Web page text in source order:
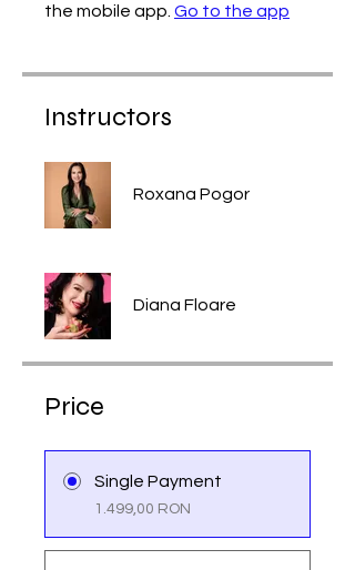
the mobile app. Go to the app
Instructors
Roxana Pogor
Diana Floare
Price
Single Payment
1.499,00 RON